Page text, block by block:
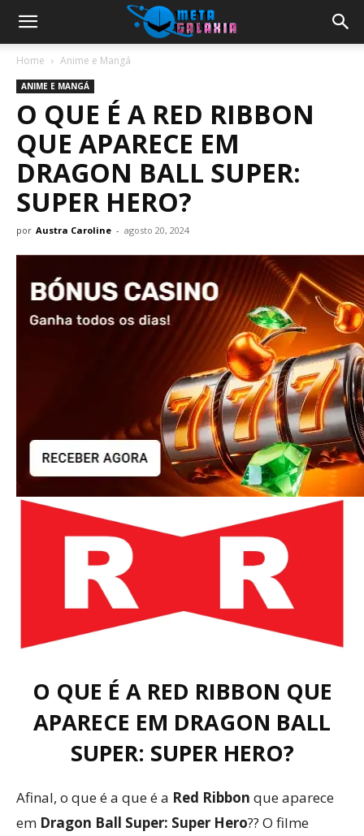
Home Anime e Mangá
ANIME E MANGÁ
O QUE É A RED RIBBON
QUE APARECE EM
DRAGON BALL SUPER:
SUPER HERO?
por Austra Caroline - agosto 20, 2024
O QUE É A RED RIBBON QUE
APARECE EM DRAGON BALL
SUPER: SUPER HERO?
Afinal, o que é a que é a Red Ribbon que aparece
em Dragon Ball Super: Super Hero?? O filme